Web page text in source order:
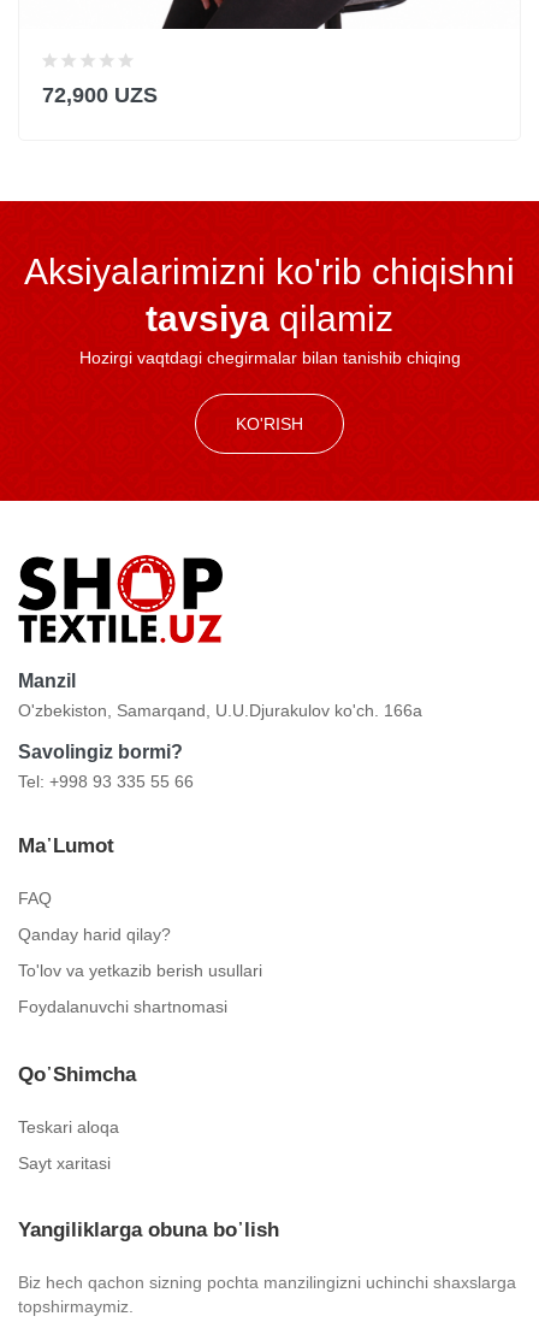
72,900 UZS
Aksiyalarimizni ko'rib chiqishni
tavsiya qilamiz
Hozirgi vaqtdagi chegirmalar bilan tanishib chiqing
KO'RISH
Manzil
O'zbekiston, Samarqand, U.U.Djurakulov ko'ch. 166a
Savolingiz bormi?
Tel: +998 93 335 55 66
Ma᾿lumot
FAQ
Qanday harid qilay?
To'lov va yetkazib berish usullari
Foydalanuvchi shartnomasi
Qo᾿shimcha
Teskari aloqa
Sayt xaritasi
Yangiliklarga obuna bo᾿lish
Biz hech qachon sizning pochta manzilingizni uchinchi shaxslarga
topshirmaymiz.